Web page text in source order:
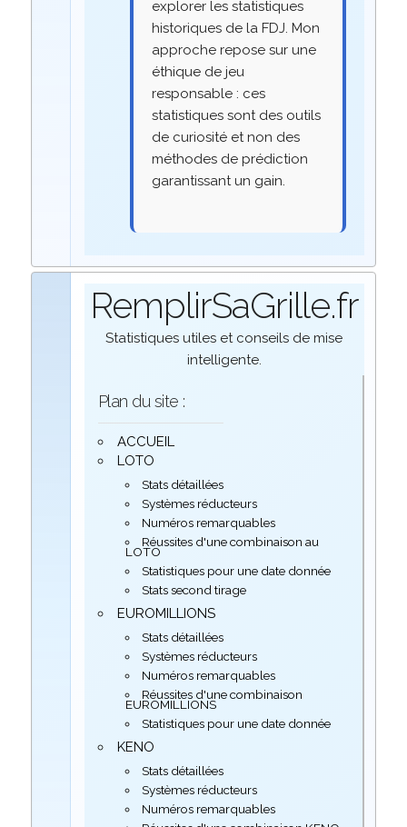
explorer les statistiques
historiques de la FDJ. Mon
approche repose sur une
éthique de jeu
responsable : ces
statistiques sont des outils
de curiosité et non des
méthodes de prédiction
garantissant un gain.
RemplirSaGrille.fr
Statistiques utiles et conseils de mise
intelligente.
Plan du site :
ACCUEIL
LOTO
Stats détaillées
Systèmes réducteurs
Numéros remarquables
Réussites d'une combinaison au
LOTO
Statistiques pour une date donnée
Stats second tirage
EUROMILLIONS
Stats détaillées
Systèmes réducteurs
Numéros remarquables
Réussites d'une combinaison
EUROMILLIONS
Statistiques pour une date donnée
KENO
Stats détaillées
Systèmes réducteurs
Numéros remarquables